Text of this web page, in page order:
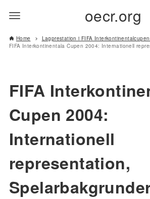
oecr.org
Home
Lagprestation i FIFA
FIFA
Cupen 2004:
Internationell
representation,